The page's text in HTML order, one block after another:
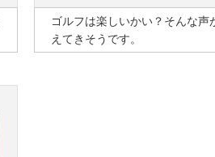
ゴルフは楽しいかい？そんな声
えてきそうです。